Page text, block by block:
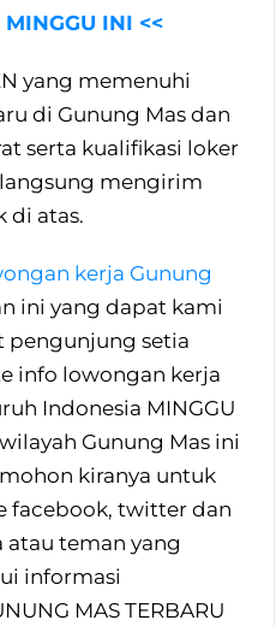
INI <<
yang memenuhi
di Gunung Mas dan
serta kualifikasi loker
mengirim
di atas.
kerja Gunung
ini yang dapat kami
pengunjung setia
info lowongan kerja
Indonesia MINGGU
Gunung Mas ini
kiranya untuk
facebook, twitter dan
atau teman yang
informasi
MAS TERBARU